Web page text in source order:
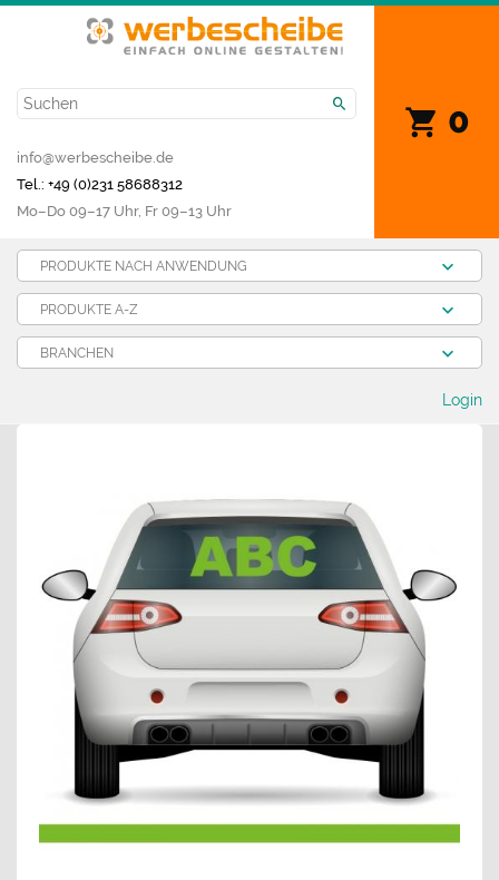
0
info@werbescheibe.de
Tel.: +49 (0)231 58688312
Mo­–Do 09–17 Uhr, Fr 09–13 Uhr
PRODUKTE NACH ANWENDUNG
PRODUKTE A-Z
BRANCHEN
Login